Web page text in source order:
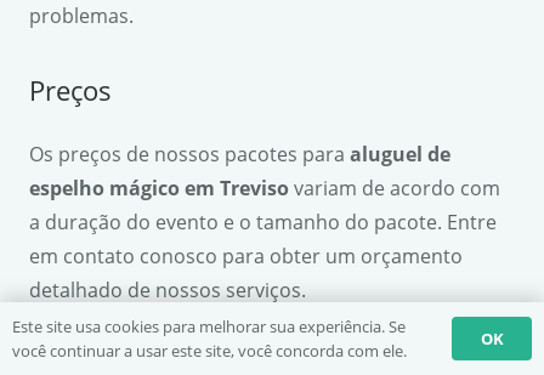
problemas.
Preços
Os preços de nossos pacotes para aluguel de
espelho mágico em Trevisovariam de acordo com
a duração do evento e o tamanho do pacote. Entre
em contato conosco para obter um orçamento
detalhado de nossos serviços.
Pacote Duração Preço
Este site usa cookies para melhorar sua experiência. Se
você continuar a usar este site, você concorda com ele.
OK